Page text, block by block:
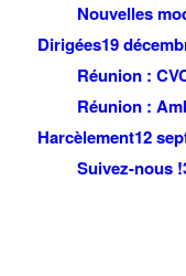
Nouvelles
Dirigées19
Réunion :
Réunion :
Harcèlement12
Suivez-nous !